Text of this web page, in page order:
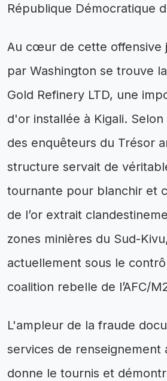
République Démocratique
Au cœur de cette offensive
par Washington se trouve
Gold Refinery LTD, une
d'or installée à Kigali.
des enquêteurs du Trésor
structure servait de
tournante pour blanchir et
de l’or extrait
zones minières du Sud-
actuellement sous le
coalition rebelle de l’AFC/
L'ampleur de la fraude
services de renseignement
donne le tournis et